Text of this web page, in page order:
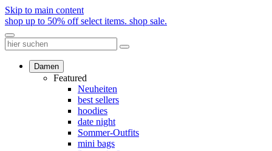
Skip to main content
shop up to 50% off select items. shop sale.
Damen
Featured
Neuheiten
best sellers
hoodies
date night
Sommer-Outfits
mini bags